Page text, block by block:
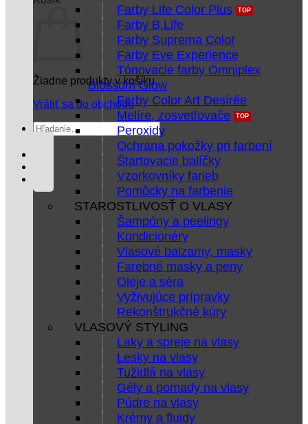
Žiadne produkty v košíku.
Vrátiť sa do obchodu
Hľadať:
Farby Life Color Plus
Farby B.Life
Farby Suprema Color
Farby Eve Experience
Tónovacie farby Omniplex
Blossom Glow
Farby Color Art Desírée
Melíre, zosvetľovače
Peroxidy
Ochrana pokožky pri farbení
Štartovacie balíčky
Vzorkovníky farieb
Pomôcky na farbenie
STAROSTLIVOSŤ O VLASY
Šampóny a peelingy
Kondicionéry
Vlasové balzamy, masky
Farebné masky a peny
Oleje a séra
Vyživujúce prípravky
Rekonštrukčné kúry
VLASOVÝ STYLING
Laky a spreje na vlasy
Lesky na vlasy
Tužidlá na vlasy
Gély a pomady na vlasy
Púdre na vlasy
Krémy a fluidy